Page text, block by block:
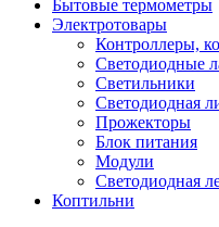
Бытовые термометры
Электротовары
Контроллеры,
Светодиодные
Светильники
Светодиодная
Прожекторы
Блок питания
Модули
Светодиодная
Коптильни